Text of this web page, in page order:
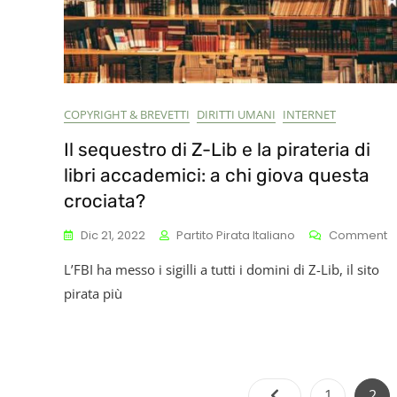
COPYRIGHT & BREVETTI DIRITTI UMANI INTERNET
Il sequestro di Z-Lib e la pirateria di
libri accademici: a chi giova questa
crociata?
Dic 21, 2022 Partito Pirata Italiano CommentOn
L’FBI ha messo i sigilli a tutti i domini di Z-Lib, il sito
pirata più